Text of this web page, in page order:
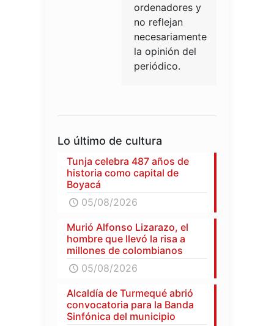
ordenadores y
no reflejan
necesariamente
la opinión del
periódico.
Lo último de cultura
Tunja celebra 487 años de
historia como capital de
Boyacá
05/08/2026
Murió Alfonso Lizarazo, el
hombre que llevó la risa a
millones de colombianos
05/08/2026
Alcaldía de Turmequé abrió
convocatoria para la Banda
Sinfónica del municipio